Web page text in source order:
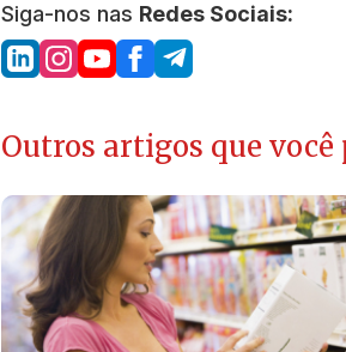
Siga-nos nas Redes Sociais:
Outros artigos que você